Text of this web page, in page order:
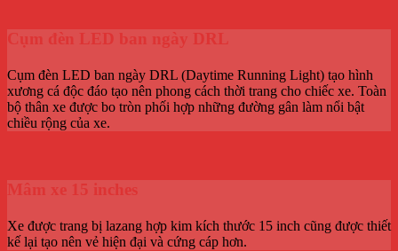
Cụm đèn LED ban ngày DRL
Cụm đèn LED ban ngày DRL (Daytime Running Light) tạo hình
xương cá độc đáo tạo nên phong cách thời trang cho chiếc xe. Toàn
bộ thân xe được bo tròn phối hợp những đường gân làm nổi bật
chiều rộng của xe.
Mâm xe 15 inches
Xe được trang bị lazang hợp kim kích thước 15 inch cũng được thiết
kế lại tạo nên vẻ hiện đại và cứng cáp hơn.